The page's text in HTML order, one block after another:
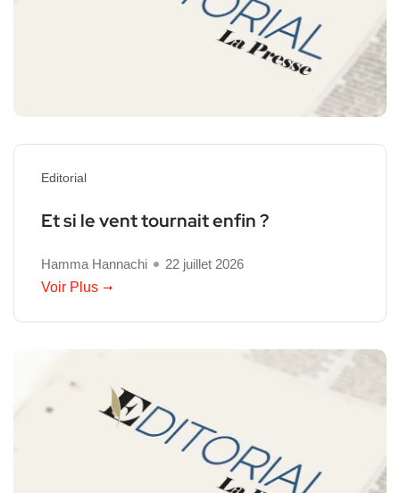
Editorial
Et si le vent tournait enfin ?
Hamma Hannachi
22 juillet 2026
Voir Plus